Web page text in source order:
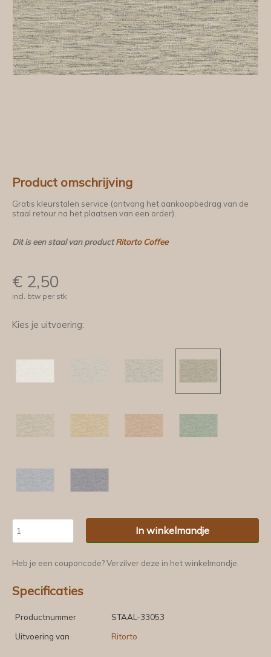
Product omschrijving
Gratis kleurstalen service (ontvang het aankoopbedrag van de
staal retour na het plaatsen van een order).
Dit is een staal van productRitorto Coffee
€ 2,50
incl. btw per stk
Kies je uitvoering:
In winkelmandje
Heb je een couponcode? Verzilver deze in het winkelmandje.
Specificaties
Productnummer
STAAL-33053
Uitvoering van
Ritorto